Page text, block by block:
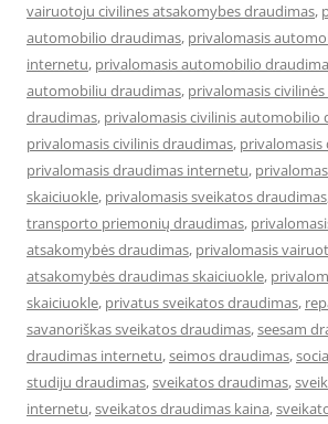
vairuotoju civilines atsakomybes draudimas,
automobilio draudimas, privalomasis
internetu, privalomasis automobilio
automobiliu draudimas, privalomasis
draudimas, privalomasis civilinis automobilio
privalomasis civilinis draudimas, privalomasis
privalomasis draudimas internetu,
skaiciuokle, privalomasis sveikatos draudimas
transporto priemonių draudimas,
atsakomybės draudimas, privalomasis
atsakomybės draudimas skaiciuokle,
skaiciuokle, privatus sveikatos draudimas,
savanoriškas sveikatos draudimas,seesam
draudimas internetu,seimos draudimas,
studiju draudimas,sveikatos draudimas,
internetu,sveikatos draudimas kaina,